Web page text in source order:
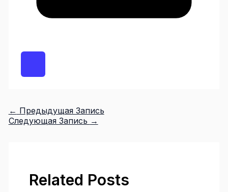
← Предыдущая Запись
Следующая Запись →
Related Posts